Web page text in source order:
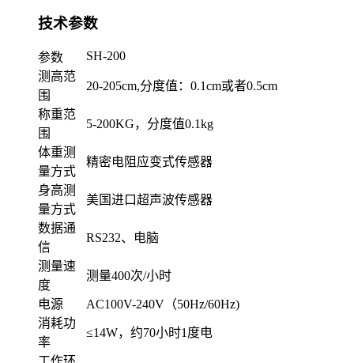
技术参数
参数
SH-200
测高范
围
20-205cm,分度值：0.1cm或者0.5cm
称重范
围
5-200KG，分度值0.1kg
体重测
量方式
精密电阻应变式传感器
身高测
量方式
美国进口超声波传感器
数据通
信
RS232、电脑
测量速
度
测量400次/小时
电源
AC100V-240V（50Hz/60Hz)
消耗功
率
≤14W，约70小时1度电